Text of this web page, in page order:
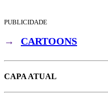
PUBLICIDADE
→ CARTOONS
CAPA ATUAL